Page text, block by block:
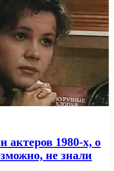
актеров 1980-х, о
не знали